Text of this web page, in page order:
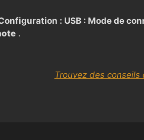
: USB : Mode de
.
Trouvez des conseils